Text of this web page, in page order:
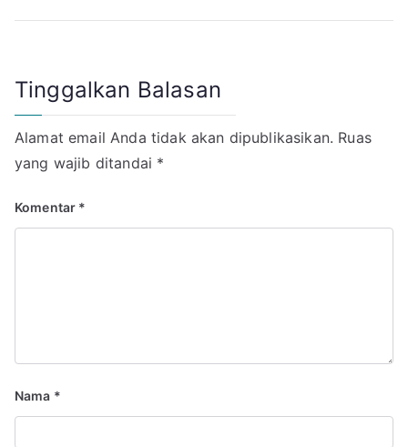
Tinggalkan Balasan
Alamat email Anda tidak akan dipublikasikan. Ruas
yang wajib ditandai *
Komentar *
Nama *